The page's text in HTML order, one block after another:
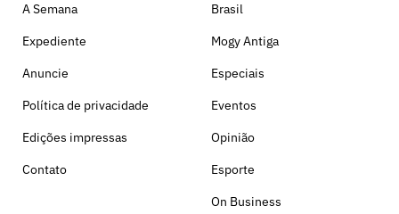
A Semana
Expediente
Anuncie
Política de privacidade
Edições impressas
Contato
Brasil
Mogy Antiga
Especiais
Eventos
Opinião
Esporte
On Business